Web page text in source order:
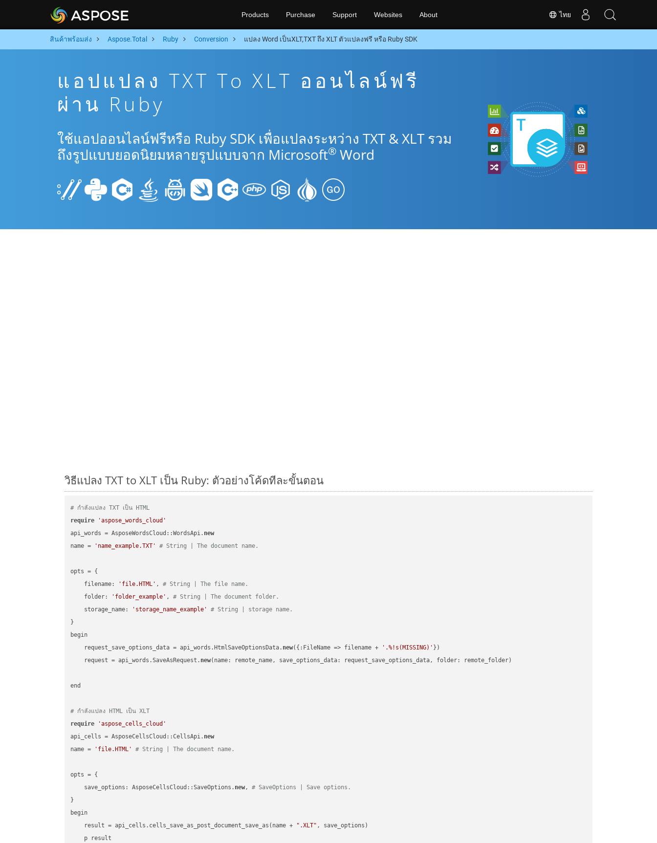
ไทย
Products Purchase Support Websites About
สินค้าพร้อมส่ง Aspose.Total Ruby Conversion แปลง Word เป็นXLT,TXT ถึง XLT ตัวแปลงฟรี หรือ Ruby SDK
แอปแปลง TXT To XLT ออนไลน์ฟรี
ผ่าน Ruby
ใช้แอปออนไลน์ฟรีหรือ Ruby SDK เพื่อแปลงระหว่าง TXT & XLT รวม
ถึงรูปแบบยอดนิยมหลายรูปแบบจาก Microsoft® Word
วิธีแปลง TXT to XLT เป็น Ruby: ตัวอย่างโค้ดทีละขั้นตอน
# กำลังแปลง TXT เป็น HTML
require
'aspose_words_cloud'
api_words = AsposeWordsCloud::WordsApi. new
name =
'name_example.TXT' # String | The document name.
opts = {
    filename:
'file.HTML' , # String | The file name.
    folder:
'folder_example' , # String | The document folder.
    storage_name:
'storage_name_example'
# String | storage name.
}
begin
    request_save_options_data = api_words.HtmlSaveOptionsData.
new({:FileName => filename + '.%!s(MISSING)' })
    request = api_words.SaveAsRequest.
new(name: remote_name, save_options_data: request_save_options_data, folder: remote_folder)
end
# กำลังแปลง HTML เป็น XLT
require
'aspose_cells_cloud'
api_cells = AsposeCellsCloud::CellsApi. new
name =
'file.HTML' # String | The document name.
opts = {
    save_options: AsposeCellsCloud::SaveOptions.
new, # SaveOptions | Save options.
}
begin
    result = api_cells.cells_save_as_post_document_save_as(name +
".XLT" , save_options)
    p result